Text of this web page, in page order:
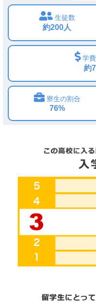
生徒数
約200人
学
約
寮生の割合
76%